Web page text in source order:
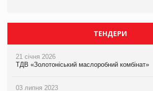
ТЕНДЕРИ
21 січня 2026
ТДВ «Золотоніський маслоробний комбінат»
03 липня 2023